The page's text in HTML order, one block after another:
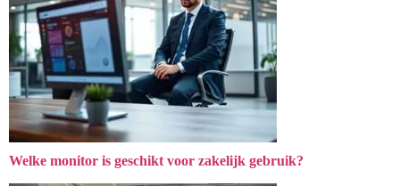
Hoe werkt een POS-systeem?